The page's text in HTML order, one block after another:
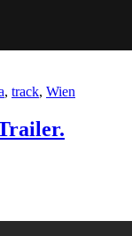
, track, Wien